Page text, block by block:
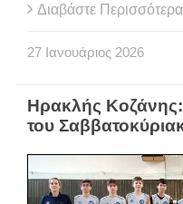
Διαβάστε Περισσότερα
27 Ιανουάριος 2026
Ηρακλής Κοζάνης:
του